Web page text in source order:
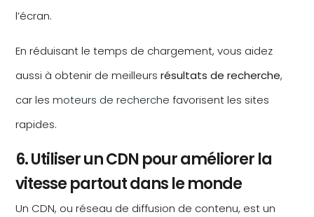
l’écran.
En réduisant le temps de chargement, vous aidez
aussi à obtenir de meilleursrésultats de recherche,
car lesmoteurs de recherche favorisent les sites
rapides.
6. Utiliser un CDN pour améliorer la
vitesse partout dans le monde
Un CDN, ou réseau de diffusion de contenu, est un